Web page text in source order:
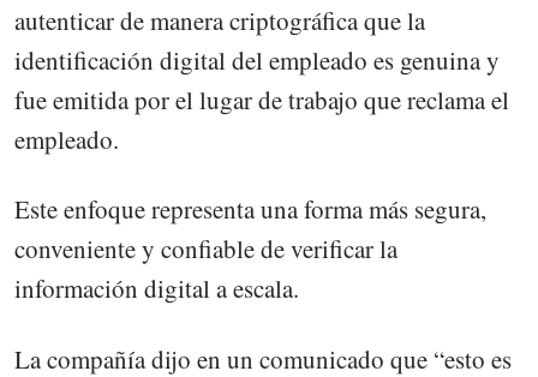
autenticar de manera criptográfica que la
identificación digital del empleado es genuina y
fue emitida por el lugar de trabajo que reclama el
empleado.
Este enfoque representa una forma más segura,
conveniente y confiable de verificar la
información digital a escala.
La compañía dijo en un comunicado que “esto es